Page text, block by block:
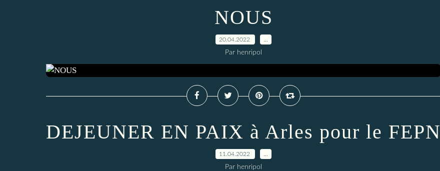
NOUS
20.04.2022
Par henripol
DEJEUNER EN PAIX à Arles pour le FEPN
11.04.2022
Par henripol